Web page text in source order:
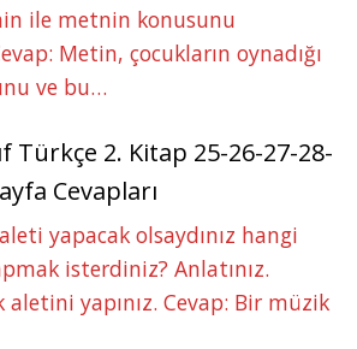
ile metnin konusunu
Metin, çocukların oynadığı
ve bu…
Türkçe 2. Kitap 25-26-27-28-
Cevapları
yapacak olsaydınız hangi
isterdiniz? Anlatınız.
aletini yapınız. Cevap: Bir müzik